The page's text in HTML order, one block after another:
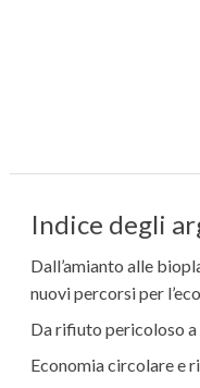
Indice degli
Dall’amianto alle
nuovi percorsi per
Da rifiuto pericoloso
Economia circolare e